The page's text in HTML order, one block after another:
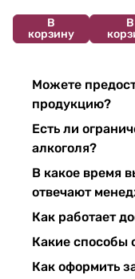
В
корзину
В
Можете
продукцию?
Есть ли
алкоголя?
В какое время
отвечают
Как работает
Какие способы
Как оформить